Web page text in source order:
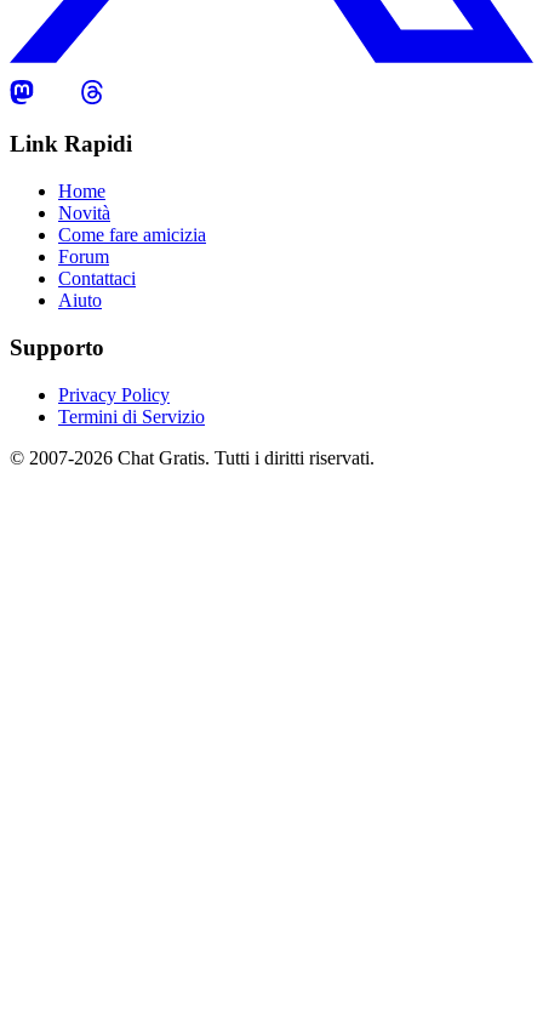
Link Rapidi
Home
Novità
Come fare amicizia
Forum
Contattaci
Aiuto
Supporto
Privacy Policy
Termini di Servizio
© 2007-2026 Chat Gratis. Tutti i diritti riservati.